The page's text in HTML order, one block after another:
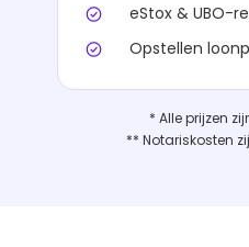
eStox & UBO-
Opstellen
* Alle prijzen
** Notariskosten